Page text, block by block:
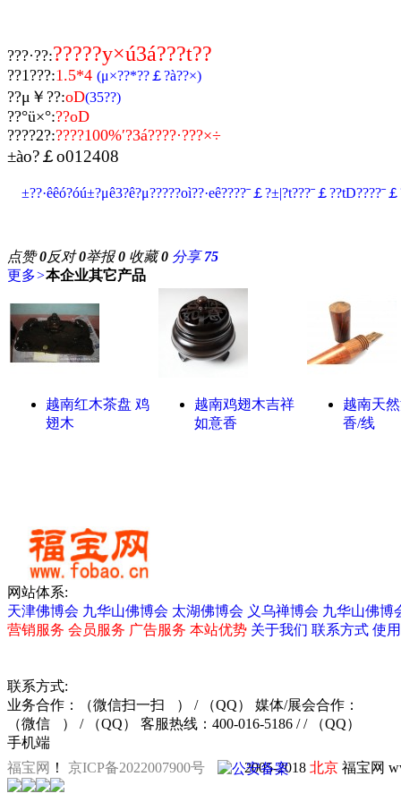
???·??:?????y×ú3á???t??
??1???:1.5*4 (μ×??*??￡?à??×)
??μ￥??:oD(35??)
??°ü×°:??oD
????2?:????100%′?3á????·???×÷
±ào?￡o012408
±??·êêó?óú±?μê3?ê?μ?????oì??·eê????ˉ￡?±|?t???ˉ￡??tD????ˉ
点赞0反对0举报0 收藏0 分享75
更多>本企业其它产品
越南红木茶盘 鸡
翅木
越南鸡翅木吉祥
如意香
越南天
香/线
网站体系:
天津佛博会 九华山佛博会 太湖佛博会 义乌禅博会 九华山佛博
营销服务 会员服务 广告服务 本站优势 关于我们 联系方式 使
联系方式:
业务合作：
（微信扫一扫 ） / （QQ）
媒体/展会合作：
（微信
） / （QQ）
客服热线：400-016-5186 / / （QQ）
手机端
福宝网 ！ 京ICP备2022007900号 2005-2018 北京 福宝网